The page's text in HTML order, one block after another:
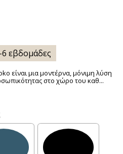
6 εβδομάδες
μια μοντέρνα, μόνιμη λύση
στο χώρο του καθ...